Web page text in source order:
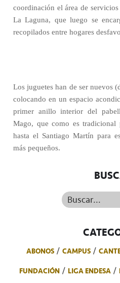
coordinación el área de
La Laguna, que luego se
recopilados entre hogares
Los juguetes han de ser nuevos
colocando en un espacio
primer anillo interior del
Mago, que como es tradicional
hasta el Santiago Martín para
más pequeños.
Buscar...
ABONOS CAMPUS
FUNDACIÓN
LIGA ENDESA